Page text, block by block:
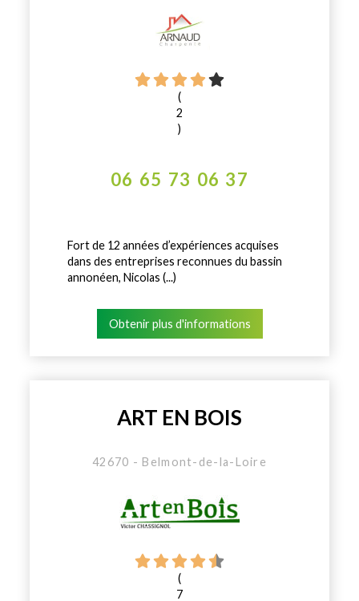
(
2
)
06 65 73 06 37
Fort de 12 années d’expériences acquises
dans des entreprises reconnues du bassin
annonéen, Nicolas (...)
Obtenir plus d'informations
ART EN BOIS
42670 - Belmont-de-la-Loire
(
7